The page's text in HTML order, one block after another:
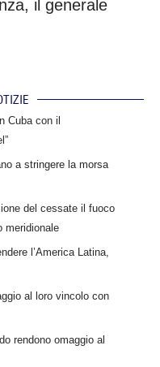
il generale
Cuba con il
a stringere la morsa
del cessate il fuoco
meridionale
l’America Latina,
al loro vincolo con
rendono omaggio al